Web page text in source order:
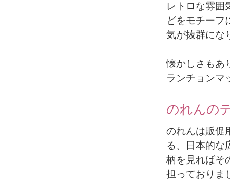
レトロな雰囲
どをモチーフ
気が抜群にな
懐かしさもあ
ランチョンマ
のれんの
のれんは販促
る、日本的な
柄を見ればそ
担っておりま